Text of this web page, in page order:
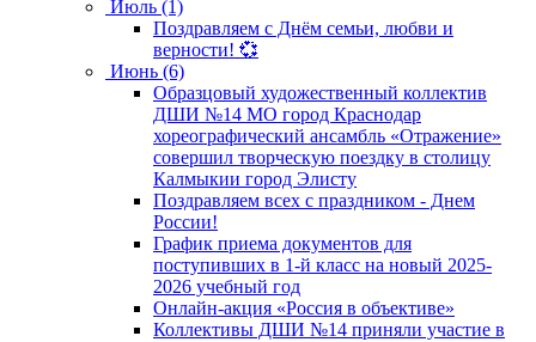
Июль (1)
Поздравляем с Днём семьи, любви и
верности! 💞
Июнь (6)
Образцовый художественный коллектив
ДШИ №14 МО город Краснодар
хореографический ансамбль «Отражение»
совершил творческую поездку в столицу
Калмыкии город Элисту
Поздравляем всех с праздником - Днем
России!
График приема документов для
поступивших в 1-й класс на новый 2025-
2026 учебный год
Онлайн-акция «Россия в объективе»
Коллективы ДШИ №14 приняли участие в